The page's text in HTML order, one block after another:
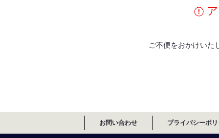
ア
ご不便をおかけいた
お問い合わせ プライバシーポ